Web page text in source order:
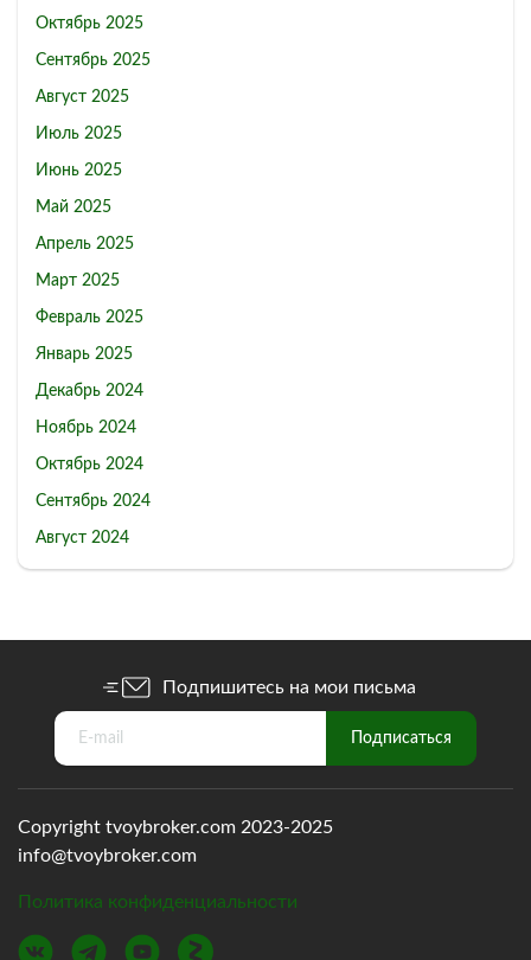
Октябрь 2025
Сентябрь 2025
Август 2025
Июль 2025
Июнь 2025
Май 2025
Апрель 2025
Март 2025
Февраль 2025
Январь 2025
Декабрь 2024
Ноябрь 2024
Октябрь 2024
Сентябрь 2024
Август 2024
Подпишитесь на мои письма
Copyright tvoybroker.com 2023-2025
info@tvoybroker.com
Политика конфиденциальности